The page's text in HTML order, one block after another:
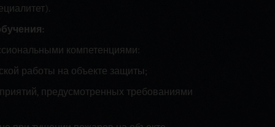
компетенциями:
работы на объекте защиты;
предусмотренных требованиями